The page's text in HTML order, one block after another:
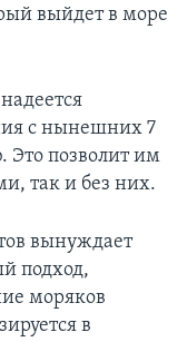
выйдет в море
с нынешних 7
Это позволит им
так и без них.
вынуждает
подход,
моряков
в